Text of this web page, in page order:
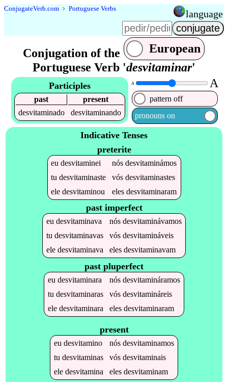
ConjugateVerb.com ﹥ Portuguese Verbs language
Conjugation of the
European
Portuguese Verb 'desvitaminar'
Participles
past
present
desvitaminado
desvitaminando
A A
pattern off
pronouns on
Indicative Tenses
preterite
eudesvitaminei nósdesvitaminámos
tudesvitaminaste vósdesvitaminastes
eledesvitaminou elesdesvitaminaram
past imperfect
eu desvitaminava nós desvitaminávamos
tu desvitaminavas vós desvitamináveis
ele desvitaminava eles desvitaminavam
past pluperfect
eu desvitaminara nós desvitamináramos
tu desvitaminaras vós desvitamináreis
ele desvitaminara eles desvitaminaram
present
eu desvitamino nós desvitaminamos
tu desvitaminas vós desvitaminais
ele desvitamina eles desvitaminam